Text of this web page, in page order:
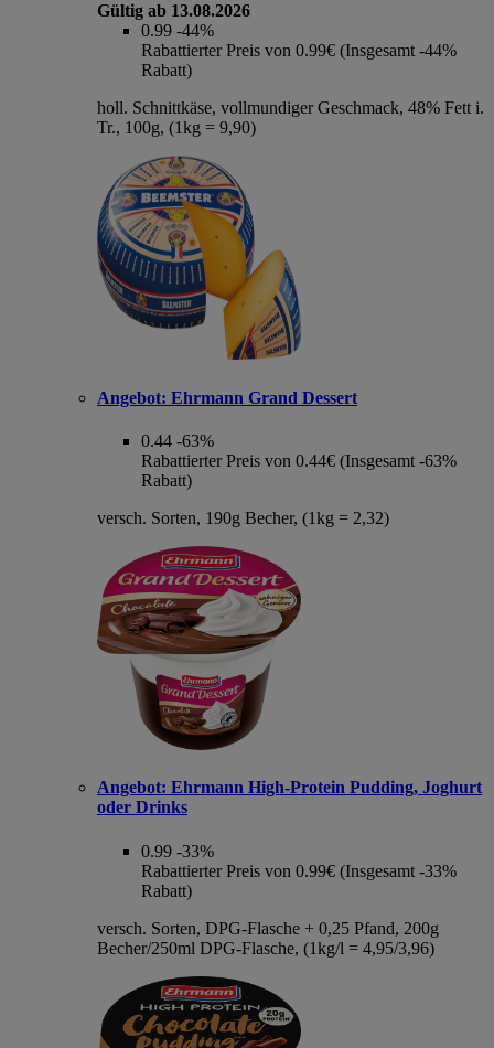
Gültig ab 13.08.2026
0.99 -44%
Rabattierter Preis von 0.99€ (Insgesamt -44%
Rabatt)
holl. Schnittkäse, vollmundiger Geschmack, 48% Fett i.
Tr., 100g, (1kg = 9,90)
Angebot: Ehrmann Grand Dessert
0.44 -63%
Rabattierter Preis von 0.44€ (Insgesamt -63%
Rabatt)
versch. Sorten, 190g Becher, (1kg = 2,32)
Angebot: Ehrmann High-Protein Pudding, Joghurt
oder Drinks
0.99 -33%
Rabattierter Preis von 0.99€ (Insgesamt -33%
Rabatt)
versch. Sorten, DPG-Flasche + 0,25 Pfand, 200g
Becher/250ml DPG-Flasche, (1kg/l = 4,95/3,96)